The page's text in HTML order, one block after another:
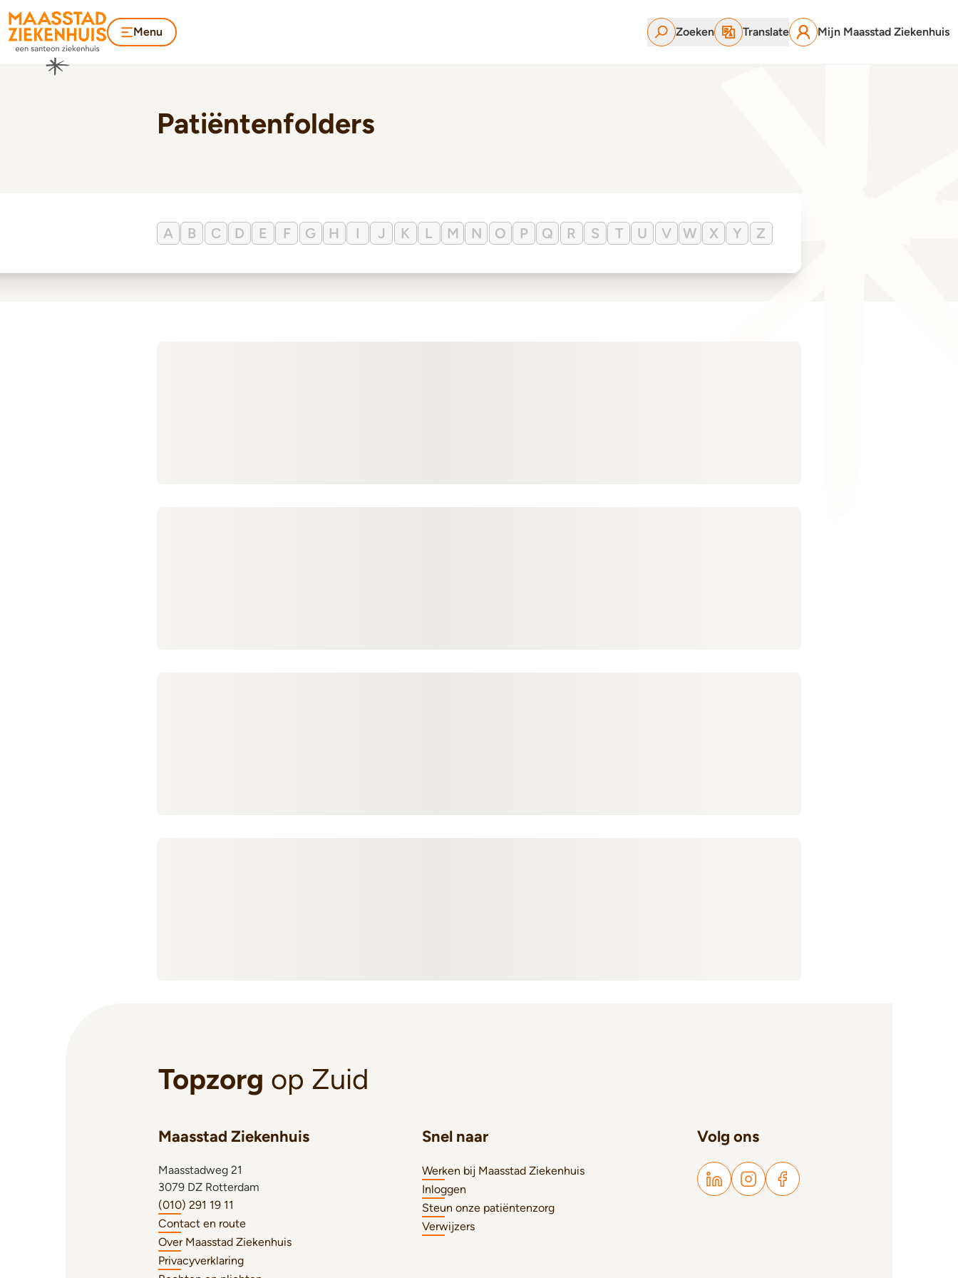
Menu Zoeken Translate Mijn Maasstad Ziekenhuis
Patiëntenfolders
A B C D E F G H I J K L M N O P Q R S T U V W X Y Z
Topzorg op Zuid
Maasstad Ziekenhuis
Maasstadweg 21
3079 DZ Rotterdam
(010) 291 19 11
Contact en route
Over Maasstad Ziekenhuis
Privacyverklaring
Snel naar
Werken bij Maasstad Ziekenhuis
Inloggen
Steun onze patiëntenzorg
Verwijzers
Volg ons